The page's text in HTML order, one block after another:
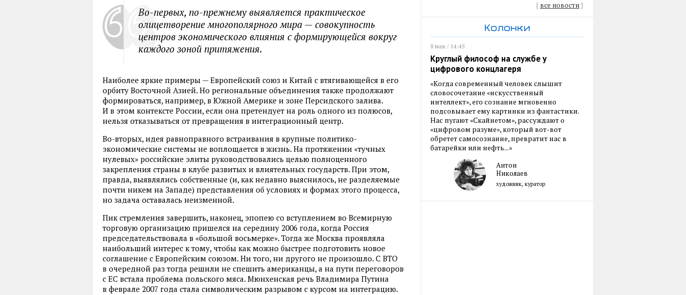
Во-первых, по-прежнему выявляется практическое
олицетворение многополярного мира — совокупность
центров экономического влияния с формирующейся вокруг
каждого зоной притяжения.
Наиболее яркие примеры — Европейский союз и Китай с втягивающейся в его
орбиту Восточной Азией. Но региональные объединения также продолжают
формироваться, например, в Южной Америке и зоне Персидского залива.
И в этом контексте России, если она претендует на роль одного из полюсов,
нельзя отказываться от превращения в интеграционный центр.
Во-вторых, идея равноправного встраивания в крупные политико-
экономические системы не воплощается в жизнь. На протяжении «тучных
нулевых» российские элиты руководствовались целью полноценного
закрепления страны в клубе развитых и влиятельных государств. При этом,
правда, выявлялись собственные (и, как недавно выяснилось, не разделяемые
почти никем на Западе) представления об условиях и формах этого процесса,
но задача оставалась неизменной.
Пик стремления завершить, наконец, эпопею со вступлением во Всемирную
торговую организацию пришелся на середину 2006 года, когда Россия
председательствовала в «большой восьмерке». Тогда же Москва проявляла
наибольший интерес к тому, чтобы как можно быстрее подготовить новое
соглашение с Европейским союзом. Ни того, ни другого не произошло. С ВТО
в очередной раз тогда решили не спешить американцы, а на пути переговоров
с ЕС встала проблема польского мяса. Мюнхенская речь Владимира Путина
в феврале 2007 года стала символическим разрывом с курсом на интеграцию.
{ все новости}
Колонки
8 мая / 14:45
Круглый философ на службе у
цифрового концлагеря
«Когда современный человек слышит
словосочетание «искусственный
интеллект», его сознание мгновенно
подсовывает ему картинки из фантастики.
Нас пугают «Скайнетом», рассуждают о
«цифровом разуме», который вот-вот
обретет самосознание, превратит нас в
батарейки или нефть...»
Антон
Николаев
художник, куратор